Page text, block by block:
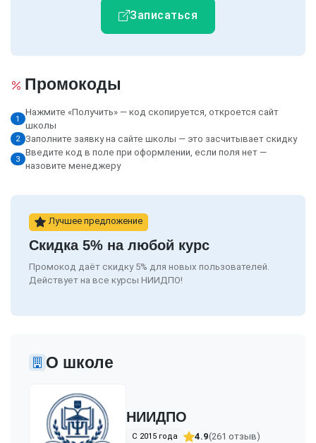
Записаться
Промокоды
1
Нажмите «Получить» — код скопируется, откроется сайт
школы
2 Заполните заявку на сайте школы — это засчитывает скидку
3
Введите код в поле при оформлении, если поля нет —
назовите менеджеру
Лучшее предложение
Скидка 5% на любой курс
Промокод даёт скидку 5% для новых пользователей.
Действует на все курсы НИИДПО!
О школе
НИИДПО
С 2015 года 4.9(261 отзыв)